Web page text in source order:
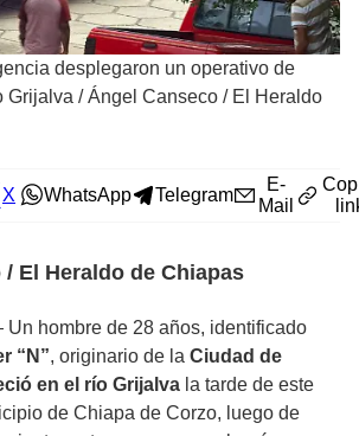
desplegaron un operativo de
Grijalva /Ángel Canseco / El Heraldo
X WhatsApp Telegram
E-
Mail
El Heraldo de Chiapas
hombre de 28 años, identificado
“N”, originario de la Ciudad de
en el río Grijalva la tarde de este
de Chiapa de Corzo, luego de